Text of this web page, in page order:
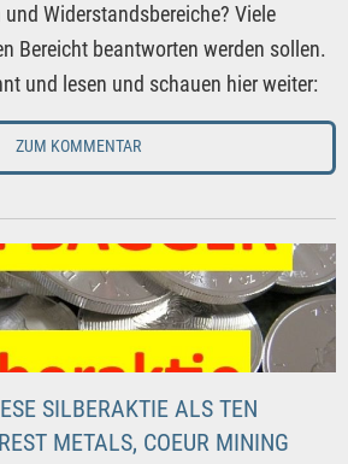
Widerstandsbereiche? Viele
Bereicht beantworten werden sollen.
und lesen und schauen hier weiter:
ZUM KOMMENTAR
SILBERAKTIE ALS TEN
METALS, COEUR MINING